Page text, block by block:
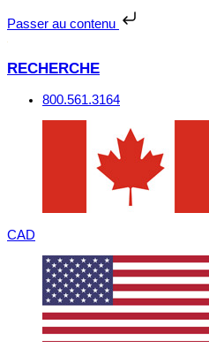
Passer au contenu
au
contenu
RECHERCHE
800.561.3164
CAD